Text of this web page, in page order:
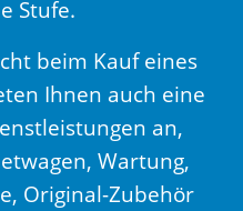
Stufe.
beim Kauf eines
Ihnen auch eine
an,
Wartung,
Original-Zubehör